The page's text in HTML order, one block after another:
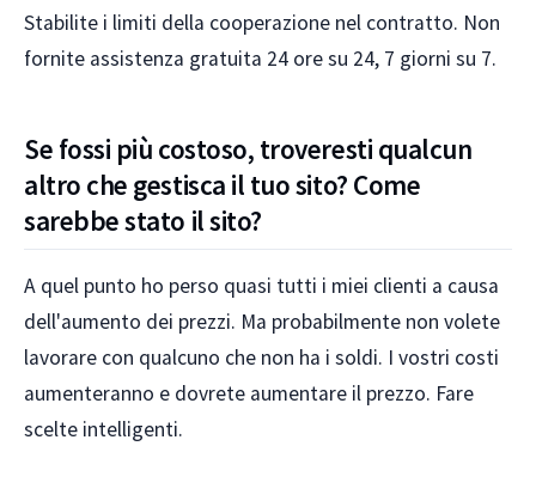
Stabilite i limiti della cooperazione nel contratto. Non
fornite assistenza gratuita 24 ore su 24, 7 giorni su 7.
Se fossi più costoso, troveresti qualcun
altro che gestisca il tuo sito? Come
sarebbe stato il sito?
A quel punto ho perso quasi tutti i miei clienti a causa
dell'aumento dei prezzi. Ma probabilmente non volete
lavorare con qualcuno che non ha i soldi. I vostri costi
aumenteranno e dovrete aumentare il prezzo. Fare
scelte intelligenti.